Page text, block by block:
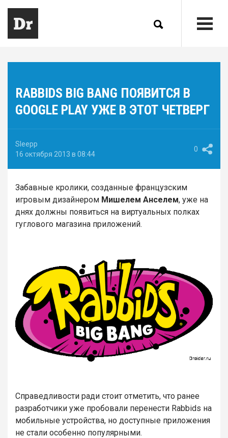
RABBIDS BIG BANG ПОЯВИТСЯ В
GOOGLE PLAY УЖЕ В ЭТОТ ЧЕТВЕРГ
Sleepp
16 октября 2013 в 08:44
0
Забавные кролики, созданные французским
игровым дизайнером Мишелем Анселем, уже на
днях должны появиться на виртуальных полках
гуглового магазина приложений.
Справедливости ради стоит отметить, что ранее
разработчики уже пробовали перенести Rabbids на
мобильные устройства, но доступные приложения
не стали особенно популярными.